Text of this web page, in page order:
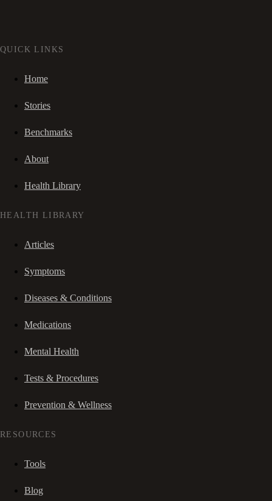
QUICK LINKS
Home
Stories
Benchmarks
About
Health Library
HEALTH LIBRARY
Articles
Symptoms
Diseases & Conditions
Medications
Mental Health
Tests & Procedures
Prevention & Wellness
RESOURCES
Tools
Blog